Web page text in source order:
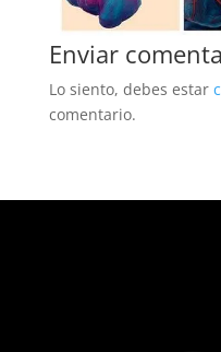
Enviar
Lo siento, debes estar
comentario.